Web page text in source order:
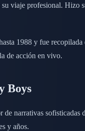
viaje profesional. Hizo
1988 y fue
de acción en vivo.
Boys
de narrativas sofisticadas
y años.